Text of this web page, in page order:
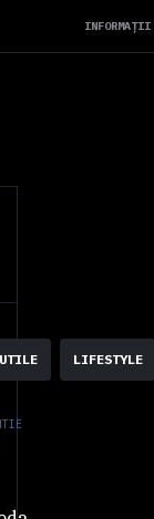
UTILE LIFESTYLE